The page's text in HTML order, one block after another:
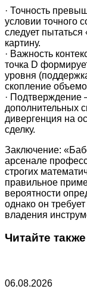
· Точность
условии точного
следует
картину.
· Важность
точка D
уровня
скопление
· Подтверждение
дополнительных
дивергенция на
сделку.
Заключение:
арсенале
строгих
правильное
вероятности
однако он
владения
Читайте также
06.08.2026